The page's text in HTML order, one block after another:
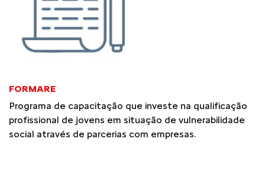
FORMARE
Programa de capacitação que investe na qualificação
profissional de jovens em situação de vulnerabilidade
social através de parcerias com empresas.